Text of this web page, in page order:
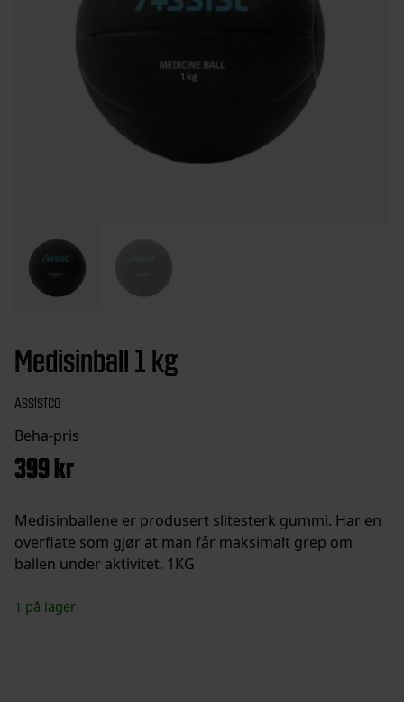
Medisinball 1 kg
Assistco
399kr
Medisinballene er produsert slitesterk gummi. Har en
overflate som gjør at man får maksimalt grep om
ballen under aktivitet. 1KG
1 på lager